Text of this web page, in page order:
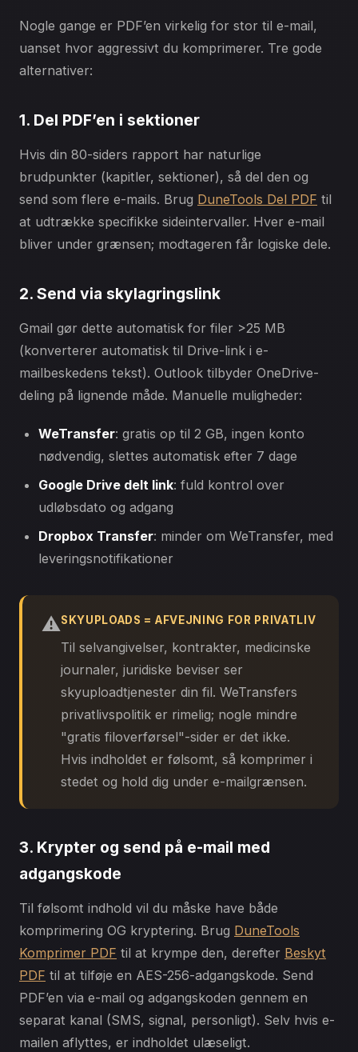
Nogle gange er PDF’en virkelig for stor til e-mail,
uanset hvor aggressivt du komprimerer. Tre gode
alternativer:
1. Del PDF’en i sektioner
Hvis din 80-siders rapport har naturlige
brudpunkter (kapitler, sektioner), så del den og
send som flere e-mails. Brug DuneTools Del PDF til
at udtrække specifikke sideintervaller. Hver e-mail
bliver under grænsen; modtageren får logiske dele.
2. Send via skylagringslink
Gmail gør dette automatisk for filer >25 MB
(konverterer automatisk til Drive-link i e-
mailbeskedens tekst). Outlook tilbyder OneDrive-
deling på lignende måde. Manuelle muligheder:
WeTransfer: gratis op til 2 GB, ingen konto
nødvendig, slettes automatisk efter 7 dage
Google Drive delt link: fuld kontrol over
udløbsdato og adgang
Dropbox Transfer: minder om WeTransfer, med
leveringsnotifikationer
⚠️SKYUPLOADS = AFVEJNING FOR PRIVATLIV
Til selvangivelser, kontrakter, medicinske
journaler, juridiske beviser ser
skyuploadtjenester din fil. WeTransfers
privatlivspolitik er rimelig; nogle mindre
"gratis filoverførsel"-sider er det ikke.
Hvis indholdet er følsomt, så komprimer i
stedet og hold dig under e-mailgrænsen.
3. Krypter og send på e-mail med
adgangskode
Til følsomt indhold vil du måske have både
komprimering OG kryptering. Brug DuneTools
Komprimer PDF til at krympe den, derefter Beskyt
PDF til at tilføje en AES-256-adgangskode. Send
PDF’en via e-mail og adgangskoden gennem en
separat kanal (SMS, signal, personligt). Selv hvis e-
mailen aflyttes, er indholdet ulæseligt.